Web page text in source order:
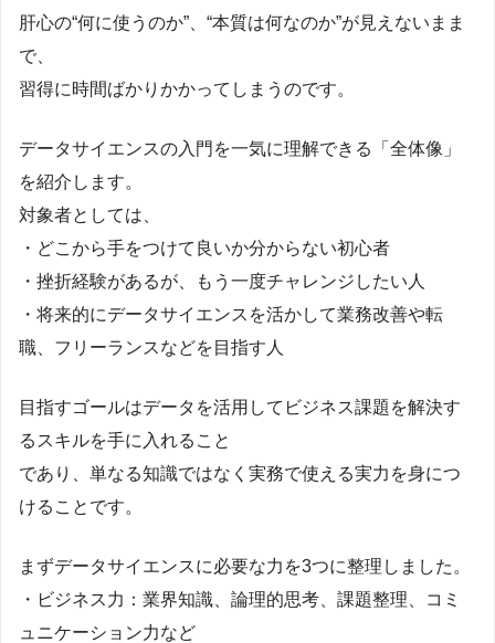
肝心の“何に使うのか”、“本質は何なのか”が見えないまま
で、
習得に時間ばかりかかってしまうのです。
データサイエンスの入門を一気に理解できる「全体像」
を紹介します。
対象者としては、
・どこから手をつけて良いか分からない初心者
・挫折経験があるが、もう一度チャレンジしたい人
・将来的にデータサイエンスを活かして業務改善や転
職、フリーランスなどを目指す人
目指すゴールはデータを活用してビジネス課題を解決す
るスキルを手に入れること
であり、単なる知識ではなく実務で使える実力を身につ
けることです。
まずデータサイエンスに必要な力を3つに整理しました。
・ビジネス力：業界知識、論理的思考、課題整理、コミ
ュニケーション力など